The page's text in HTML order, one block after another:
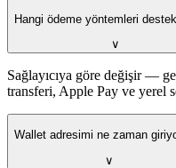
Hangi ödeme yöntemleri
∨
Sağlayıcıya göre değişir —
transferi, Apple Pay ve yerel
Wallet adresimi ne zaman
∨